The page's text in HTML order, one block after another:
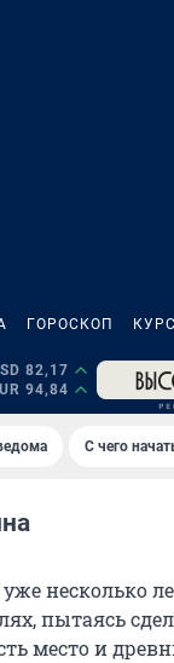
ГОРОСКОП
82,17
94,84
С чего
несколько
пытаясь
место и